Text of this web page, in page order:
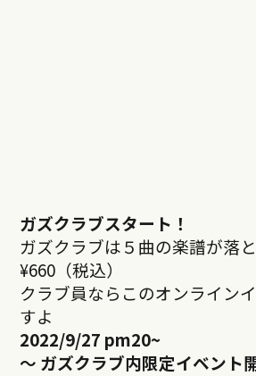
ガズクラブスタート！
ガズクラブは５曲の楽譜が落
¥660（税込）
クラブ員ならこのオンライン
すよ
2022/9/27 pm20~
～ ガズクラブ内限定イベント